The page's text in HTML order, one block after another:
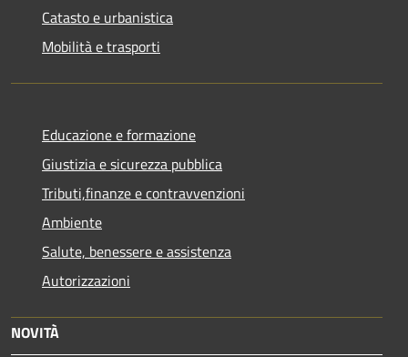
Catasto e urbanistica
Mobilità e trasporti
Educazione e formazione
Giustizia e sicurezza pubblica
Tributi,finanze e contravvenzioni
Ambiente
Salute, benessere e assistenza
Autorizzazioni
NOVITÀ